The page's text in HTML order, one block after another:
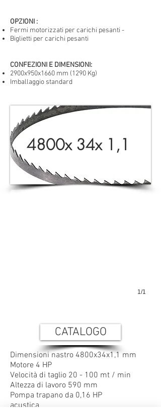
OPZIONI :
Fermi motorizzati per carichi pesanti -
Biglietti per carichi pesanti
CONFEZIONI E DIMENSIONI:
2900x950x1660 mm (1290 Kg)
Imballaggio standard
4800x 34x 1,1
BMSO360C
1/1
CATALOGO
Dimensioni nastro 4800x34x1,1 mm
Motore 4 HP
Velocità di taglio 20 - 100 mt / min
Altezza di lavoro 590 mm
Pompa trapano da 0,16 HP
acustica